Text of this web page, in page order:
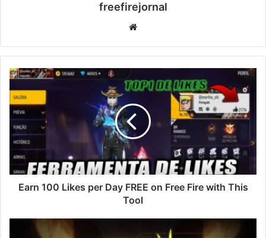
freefirejornal
Earn
Likes
per
Day
FREE
on
Free
Fire
withEarn 100 Likes per Day FREE on Free Fire with This
Tool